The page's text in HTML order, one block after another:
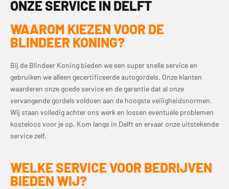
ONZE SERVICE IN DELFT
WAAROM KIEZEN VOOR DE
BLINDEER KONING?
Bij de Blindeer Koning bieden we een super snelle service en
gebruiken we alleen gecertificeerde autogordels. Onze klanten
waarderen onze goede service en de garantie dat al onze
vervangende gordels voldoen aan de hoogste veiligheidsnormen.
Wij staan volledig achter ons werk en lossen eventuele problemen
kosteloos voor je op. Kom langs in Delft en ervaar onze uitstekende
service zelf.
WELKE SERVICE VOOR BEDRIJVEN
BIEDEN WIJ?